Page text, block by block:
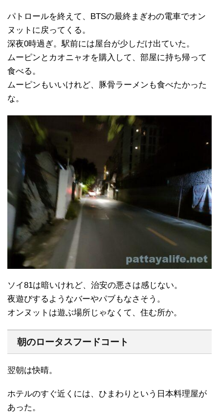
パトロールを終えて、BTSの最終まぎわの電車でオン
ヌットに戻ってくる。
深夜0時過ぎ。駅前には屋台が少しだけ出ていた。
ムーピンとカオニャオを購入して、部屋に持ち帰って
食べる。
ムーピンもいいけれど、豚骨ラーメンも食べたかった
な。
ソイ81は暗いけれど、治安の悪さは感じない。
夜遊びするようなバーやパブもなさそう。
オンヌットは遊ぶ場所じゃなくて、住む所か。
朝のロータスフードコート
翌朝は快晴。
ホテルのすぐ近くには、ひまわりという日本料理屋が
あった。